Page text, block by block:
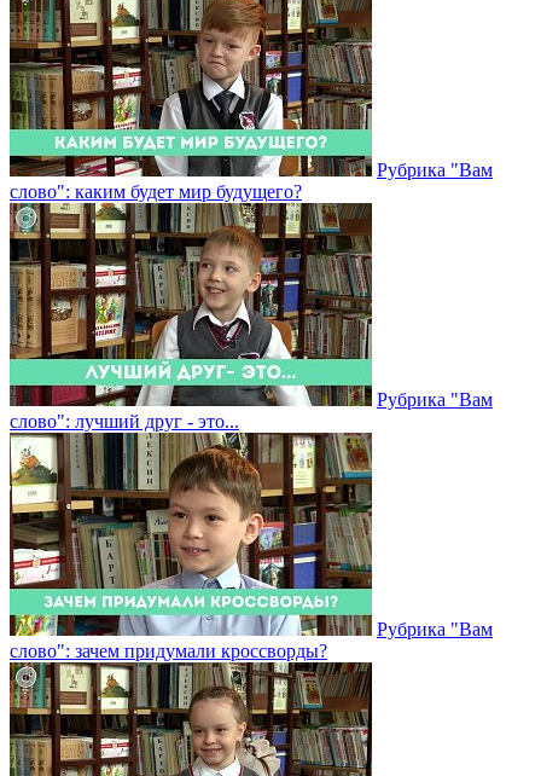
Рубрика "Вам
слово": каким будет мир будущего?
Рубрика "Вам
слово": лучший друг - это...
Рубрика "Вам
слово": зачем придумали кроссворды?